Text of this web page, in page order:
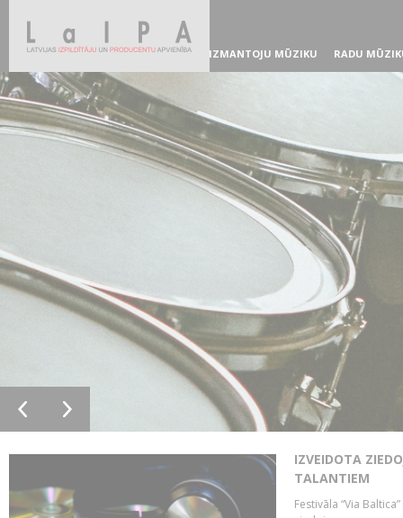
IZMANTOJU MŪZIKU RADU
IZVEIDOTA
TALANTIEM
Festivāla “Via